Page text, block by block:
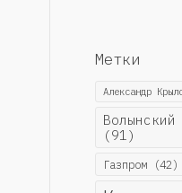
Метки
Александр
(91)
Газпром(42)